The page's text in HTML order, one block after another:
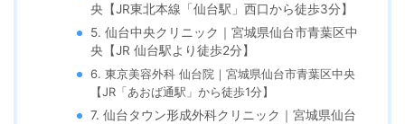
央【JR東北本線「仙台駅」西口から徒歩3分】
5. 仙台中央クリニック｜宮城県仙台市青葉区中
央【JR 仙台駅より徒歩2分】
6. 東京美容外科 仙台院｜宮城県仙台市青葉区中央
【JR「あおば通駅」から徒歩1分】
7. 仙台タウン形成外科クリニック｜宮城県仙台